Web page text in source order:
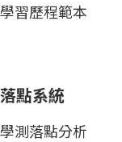
學習歷程範本
落點系統
學測落點分析